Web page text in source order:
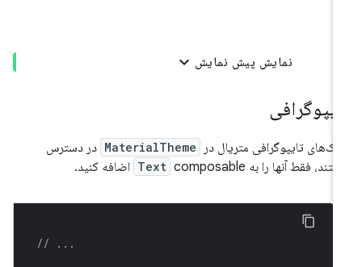
نمایش پیش نمایش
تایپوگرافی متریال در MaterialTheme در دسترس
فقط آنها را به
Text composable اضافه کنید.
// ...